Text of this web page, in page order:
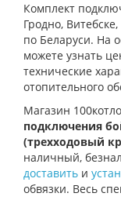
Комплект
Гродно,
по Беларуси. На
можете узнать
технические
отопительного
Магазин
подключения
(трехходовый
наличный,
доставить и
обвязки. Весь